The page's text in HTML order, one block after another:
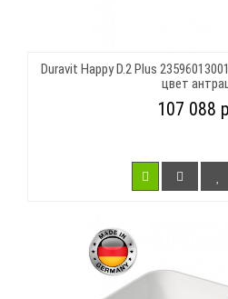
Duravit Happy D.2 Plus
цвет
107 088